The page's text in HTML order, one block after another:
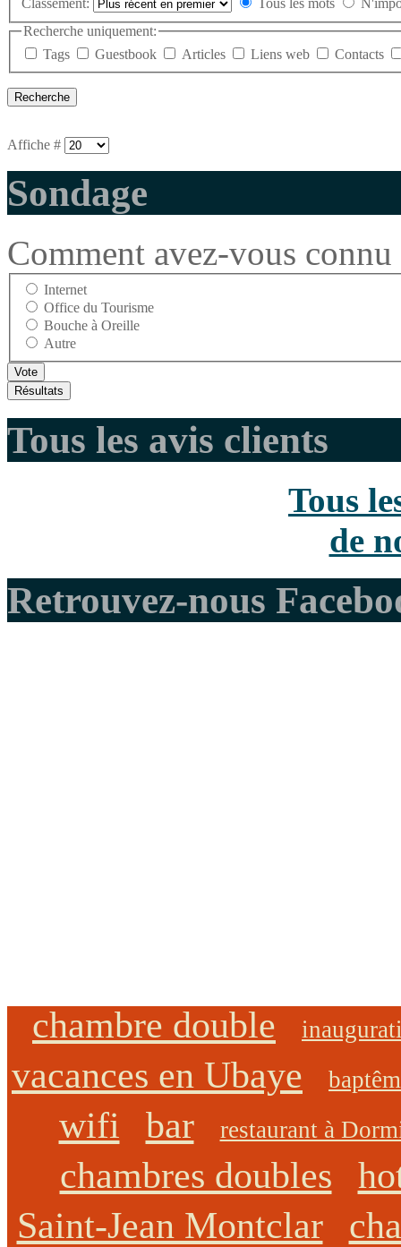
Classement: Tous les mots
Recherche uniquement:
Tags
Guestbook Articles Liens web Contacts
Affiche #
Sondage
Comment avez-vous
Internet
Office du Tourisme
Bouche à Oreille
Autre
Tous les avis clients
Tous
de
Retrouvez-nous
chambre double
vacances en Ubaye
wifi bar restaurant à
chambres doubles
Saint-Jean Montclar